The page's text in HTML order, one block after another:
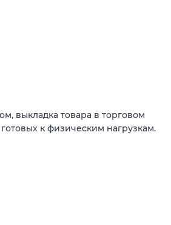
выкладка товара в торговом
к физическим нагрузкам.